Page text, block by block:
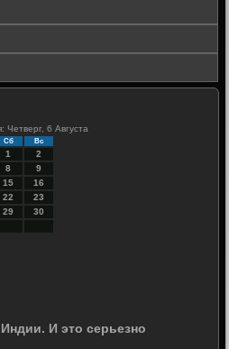
Четверг, 6 Августа
Сб Вс
1
2
8
9
15
16
22
23
29
30
И это серьезно